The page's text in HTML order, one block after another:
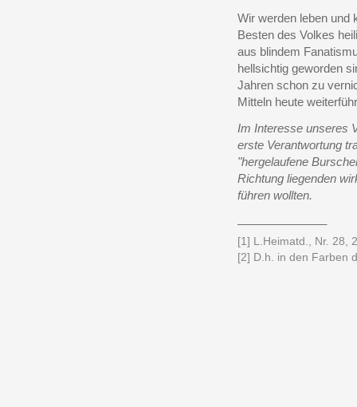
Wir werden leben und
Besten des Volkes
aus blindem
hellsichtig geworden
Jahren schon zu
Mitteln heute
Im Interesse unseres
erste Verantwortung
"hergelaufene
Richtung liegenden
führen wollten.
[1] L.Heimatd., Nr. 28,
[2] D.h. in den Farben